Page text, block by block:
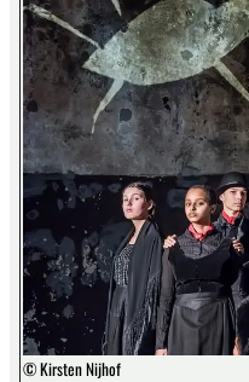
© Kirsten Nijhof